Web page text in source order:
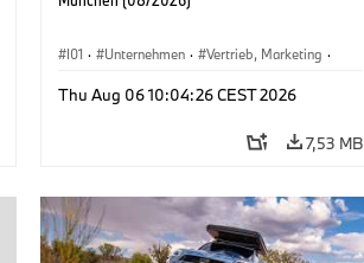
I01 · Unternehmen · Vertrieb, Marketing ·
Thu Aug 06 10:04:26 CEST 2026
7,53 MB